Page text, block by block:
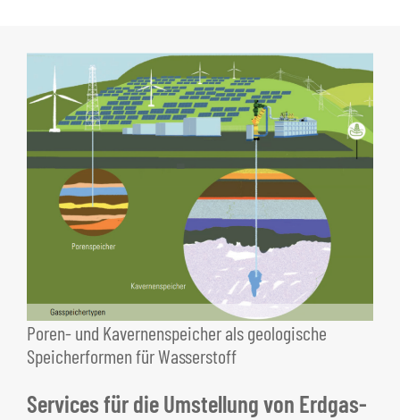
Poren- und Kavernenspeicher als geologische
Speicherformen für Wasserstoff
Services für die Umstellung von Erdgas-